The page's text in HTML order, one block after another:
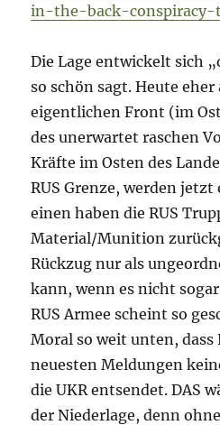
in-the-back-
Die Lage entwickelt sich
so schön sagt. Heute eher
eigentlichen Front (im
des unerwartet raschen
Kräfte im Osten des
RUS Grenze, werden
einen haben die RUS
Material/Munition
Rückzug nur als
kann, wenn es nicht
RUS Armee scheint so
Moral so weit unten, dass
neuesten Meldungen
die UKR entsendet. DAS
der Niederlage, denn